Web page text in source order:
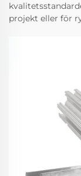
projekt eller för